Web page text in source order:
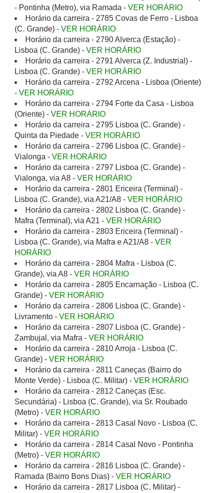
- Pontinha (Metro), via Ramada - VER HORÁRIO
Horário da carreira - 2785 Covas de Ferro - Lisboa
(C. Grande) - VER HORÁRIO
Horário da carreira - 2790 Alverca (Estação) -
Lisboa (C. Grande) - VER HORÁRIO
Horário da carreira - 2791 Alverca (Z. Industrial) -
Lisboa (C. Grande) - VER HORÁRIO
Horário da carreira - 2792 Arcena - Lisboa (Oriente)
- VER HORÁRIO
Horário da carreira - 2794 Forte da Casa - Lisboa
(Oriente) - VER HORÁRIO
Horário da carreira - 2795 Lisboa (C. Grande) -
Quinta da Piedade - VER HORÁRIO
Horário da carreira - 2796 Lisboa (C. Grande) -
Vialonga - VER HORÁRIO
Horário da carreira - 2797 Lisboa (C. Grande) -
Vialonga, via A8 - VER HORÁRIO
Horário da carreira - 2801 Ericeira (Terminal) -
Lisboa (C. Grande), via A21/A8 - VER HORÁRIO
Horário da carreira - 2802 Lisboa (C. Grande) -
Mafra (Terminal), via A21 - VER HORÁRIO
Horário da carreira - 2803 Ericeira (Terminal) -
Lisboa (C. Grande), via Mafra e A21/A8 - VER
HORÁRIO
Horário da carreira - 2804 Mafra - Lisboa (C.
Grande), via A8 - VER HORÁRIO
Horário da carreira - 2805 Encarnação - Lisboa (C.
Grande) - VER HORÁRIO
Horário da carreira - 2806 Lisboa (C. Grande) -
Livramento - VER HORÁRIO
Horário da carreira - 2807 Lisboa (C. Grande) -
Zambujal, via Mafra - VER HORÁRIO
Horário da carreira - 2810 Arroja - Lisboa (C.
Grande) - VER HORÁRIO
Horário da carreira - 2811 Caneças (Bairro do
Monte Verde) - Lisboa (C. Militar) - VER HORÁRIO
Horário da carreira - 2812 Caneças (Esc.
Secundária) - Lisboa (C. Grande), via Sr. Roubado
(Metro) - VER HORÁRIO
Horário da carreira - 2813 Casal Novo - Lisboa (C.
Militar) - VER HORÁRIO
Horário da carreira - 2814 Casal Novo - Pontinha
(Metro) - VER HORÁRIO
Horário da carreira - 2816 Lisboa (C. Grande) -
Ramada (Bairro Bons Dias) - VER HORÁRIO
Horário da carreira - 2817 Lisboa (C. Militar) -